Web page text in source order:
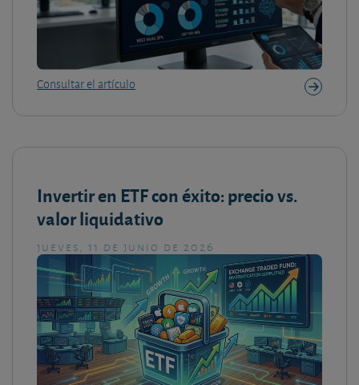
Consultar el artículo
Invertir en ETF con éxito: precio vs.
valor liquidativo
jueves, 11 de junio de 2026